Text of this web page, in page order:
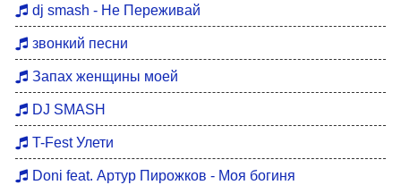
Песни про любовь
Дискотека 90
Хиты 80
Восточные хиты
dj smash - Не Переживай
звонкий песни
Запах женщины моей
DJ SMASH
T-Fest Улети
Doni feat. Артур Пирожков - Моя богиня